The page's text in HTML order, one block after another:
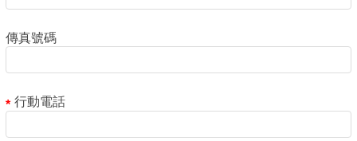
傳真號碼
行動電話